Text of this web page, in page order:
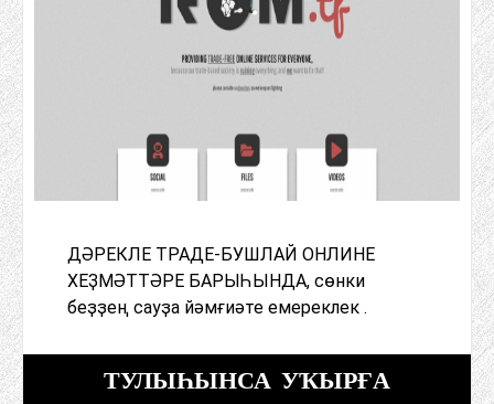
ДӘРЕКЛЕ ТРАДЕ-БУШЛАЙ ОНЛИНЕ
ХЕҘМӘТТӘРЕ БАРЫҺЫНДА, сөнки
беҙҙең сауҙа йәмғиәте емереклек .
ТУЛЫҺЫНСА УҠЫРҒА